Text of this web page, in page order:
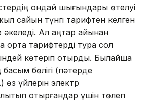
ондай шығындары өтелуі
сайын түнгі тарифтен келген
Ал қаңтар айынан
ортақ тарифтерді тура сол
көтеріп отырдық. Былайша
басым бөлігі (пәтерде
үйлерін электр
отырғандар үшін төлеп